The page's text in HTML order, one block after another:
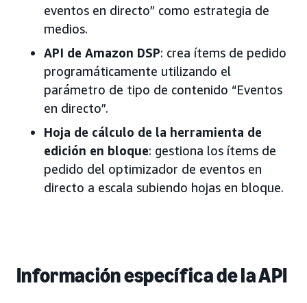
eventos en directo” como estrategia de
medios.
API de Amazon DSP: crea ítems de pedido
programáticamente utilizando el
parámetro de tipo de contenido “Eventos
en directo”.
Hoja de cálculo de la herramienta de
edición en bloque: gestiona los ítems de
pedido del optimizador de eventos en
directo a escala subiendo hojas en bloque.
Información específica de la API